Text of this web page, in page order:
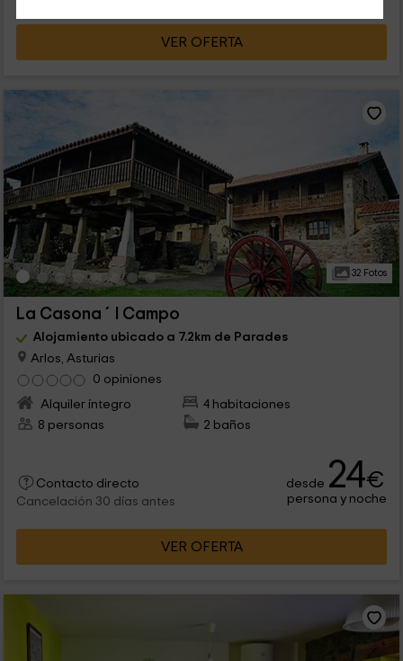
VER OFERTA
32 Fotos
La Casona ´l Campo
Alojamiento ubicado a 7.2km de Parades
Arlos, Asturias
0 opiniones
Alquiler íntegro
4 habitaciones
8 personas
2 baños
Contacto directo
Cancelación 30 días antes
desde 24€
persona y noche
VER OFERTA